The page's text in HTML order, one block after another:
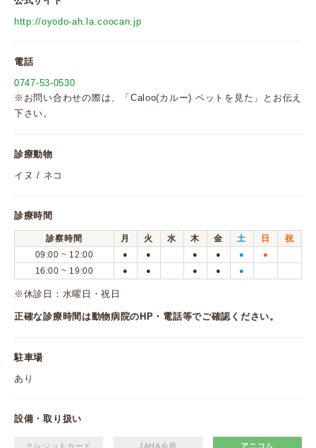
http://oyodo-ah.la.coocan.jp
電話
0747-53-0530
※お問い合わせの際は、「Caloo(カルー) ペットを見た」とお伝え
下さい。
診療動物
イヌ / ネコ
診療時間
診察時間 月 火 水 木 金 土 日
祝
09:00 ~ 12:00
● ● ● ● ● ●
16:00 ~ 19:00 ● ● ● ● ●
※休診日：水曜日・祝日
正確な診療時間は動物病院のHP・電話等でご確認ください。
駐車場
あり
設備・取り扱い
クレジットカード JAHA会員 アニコム